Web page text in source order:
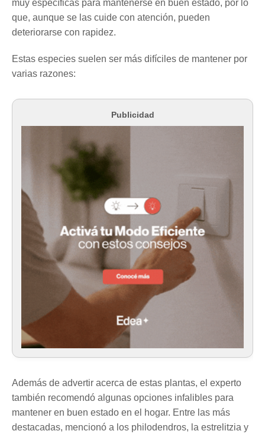
muy específicas para mantenerse en buen estado, por lo
que, aunque se las cuide con atención, pueden
deteriorarse con rapidez.
Estas especies suelen ser más difíciles de mantener por
varias razones:
Publicidad
Además de advertir acerca de estas plantas, el experto
también recomendó algunas opciones infalibles para
mantener en buen estado en el hogar. Entre las más
destacadas, mencionó a los philodendros, la estrelitzia y